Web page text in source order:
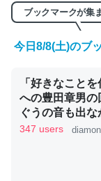
くらい。小説
ど、短期記憶と
かりやすく強く
─GPTの仕組みと
ブックマークが集
今日8/8(土)のブ
「好きなこと
への豊田章男の
ぐうの音も出な
347 users